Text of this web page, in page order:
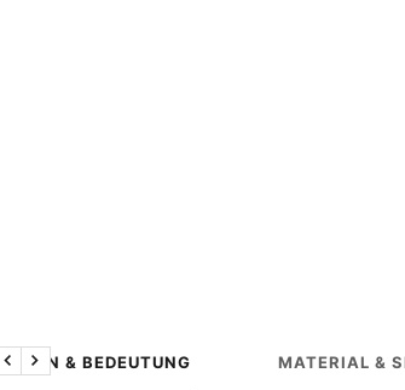
DESIGN & BEDEUTUNG MATERIAL &
ZurückWeiter